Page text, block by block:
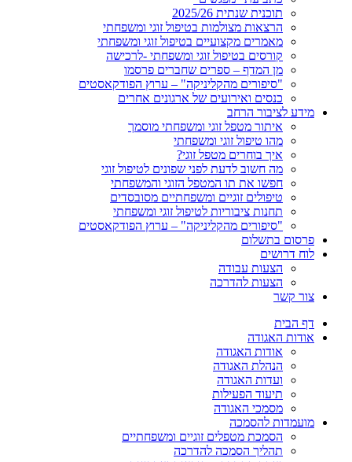
תוכנית שנתית 2025/26
הרצאות מצולמות בטיפול זוגי ומשפחתי
מאמרים מקצועיים בטיפול זוגי ומשפחתי
קורסים בטיפול זוגי ומשפחתי -לרכישה
מן המדף – ספרים שחברים פרסמו
"סיפורים מהקליניקה" – ערוץ הפודקאסטים
כנסים ואירועים של ארגונים אחרים
מידע לציבור הרחב
איתור מטפל זוגי ומשפחתי מוסמך
מהו טיפול זוגי ומשפחתי
איך בוחרים מטפל זוגי?
מה חשוב לדעת לפני שפונים לטיפול זוגי
חפשו את תו המטפל הזוגי והמשפחתי
טיפולים זוגיים ומשפחתיים מסובסדים
תחנות ציבוריות לטיפול זוגי ומשפחתי
"סיפורים מהקליניקה" – ערוץ הפודקאסטים
פרסום בתשלום
לוח דרושים
הצעות עבודה
הצעות להדרכה
צור קשר
דף הבית
אודות האגודה
אודות האגודה
הנהלת האגודה
ועדות האגודה
תיעוד הפעילות
מסמכי האגודה
מועמדות להסמכה
הסמכת מטפלים זוגיים ומשפחתיים
תהליך הסמכה להדרכה